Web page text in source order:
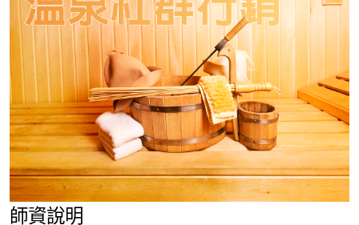
師資說明